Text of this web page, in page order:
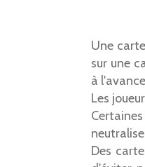
Une
sur une
à
Les
Des